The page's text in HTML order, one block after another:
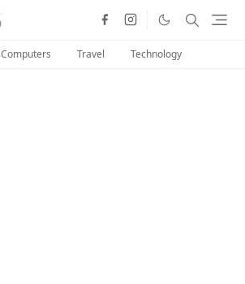
Computers Travel Technology